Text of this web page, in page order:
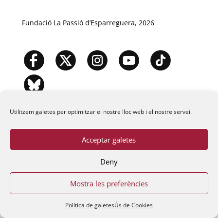
Utilitzem galetes per optimitzar el nostre lloc web i el nostre servei.
Acceptar galetes
Deny
Mostra les preferències
Política de galetesÚs de Cookies
Fundació La Passió d’Esparreguera, 2026